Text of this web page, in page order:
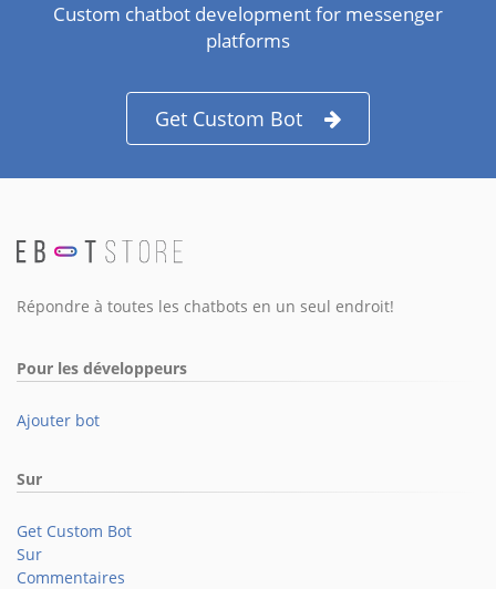
Custom chatbot development for messenger
platforms
Get Custom Bot
Répondre à toutes les chatbots en un seul endroit!
Pour les développeurs
Ajouter bot
Sur
Get Custom Bot
Sur
Commentaires